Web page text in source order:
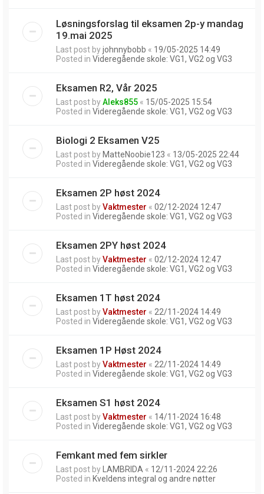
Løsningsforslag til eksamen 2p-y mandag
19.mai 2025
Last post byjohnnybobb « 19/05-2025 14:49
Posted in Videregående skole: VG1, VG2 og VG3
Eksamen R2, Vår 2025
Last post byAleks855 « 15/05-2025 15:54
Posted in Videregående skole: VG1, VG2 og VG3
Biologi 2 Eksamen V25
Last post by MatteNoobie123 « 13/05-2025 22:44
Posted in Videregående skole: VG1, VG2 og VG3
Eksamen 2P høst 2024
Last post byVaktmester « 02/12-2024 12:47
Posted in Videregående skole: VG1, VG2 og VG3
Eksamen 2PY høst 2024
Last post byVaktmester « 02/12-2024 12:47
Posted in Videregående skole: VG1, VG2 og VG3
Eksamen 1T høst 2024
Last post byVaktmester « 22/11-2024 14:49
Posted in Videregående skole: VG1, VG2 og VG3
Eksamen 1P Høst 2024
Last post byVaktmester « 22/11-2024 14:49
Posted in Videregående skole: VG1, VG2 og VG3
Eksamen S1 høst 2024
Last post byVaktmester « 14/11-2024 16:48
Posted in Videregående skole: VG1, VG2 og VG3
Femkant med fem sirkler
Last post by LAMBRIDA « 12/11-2024 22:26
Posted in Kveldens integral og andre nøtter